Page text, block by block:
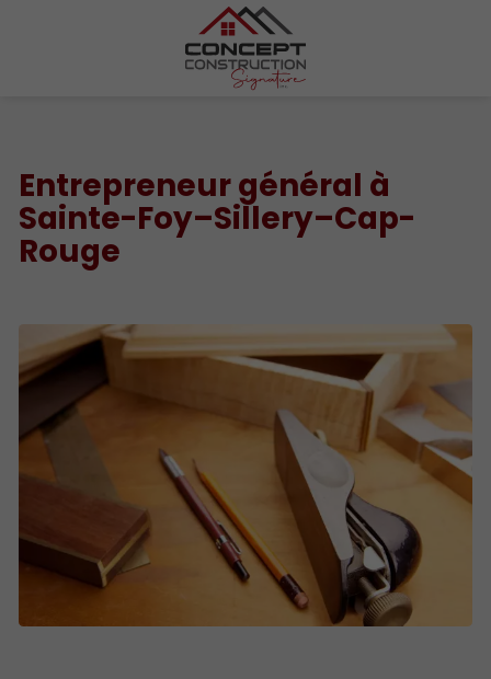
Entrepreneur général à
Sainte-Foy–Sillery–Cap-
Rouge